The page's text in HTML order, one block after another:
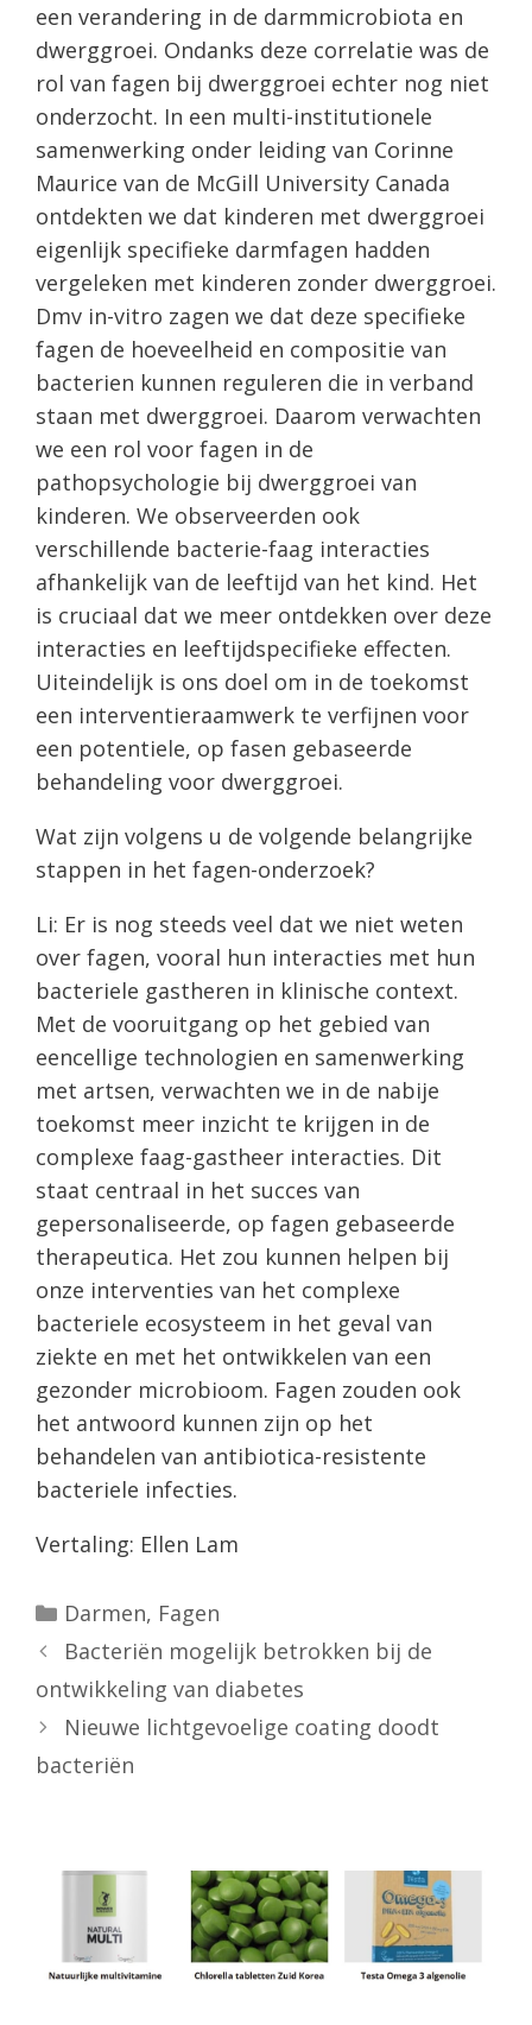
een verandering in de darmmicrobiota en
dwerggroei. Ondanks deze correlatie was de
rol van fagen bij dwerggroei echter nog niet
onderzocht. In een multi-institutionele
samenwerking onder leiding van Corinne
Maurice van de McGill University Canada
ontdekten we dat kinderen met dwerggroei
eigenlijk specifieke darmfagen hadden
vergeleken met kinderen zonder dwerggroei.
Dmv in-vitro zagen we dat deze specifieke
fagen de hoeveelheid en compositie van
bacterien kunnen reguleren die in verband
staan met dwerggroei. Daarom verwachten
we een rol voor fagen in de
pathopsychologie bij dwerggroei van
kinderen. We observeerden ook
verschillende bacterie-faag interacties
afhankelijk van de leeftijd van het kind. Het
is cruciaal dat we meer ontdekken over deze
interacties en leeftijdspecifieke effecten.
Uiteindelijk is ons doel om in de toekomst
een interventieraamwerk te verfijnen voor
een potentiele, op fasen gebaseerde
behandeling voor dwerggroei.
Wat zijn volgens u de volgende belangrijke
stappen in het fagen-onderzoek?
Li: Er is nog steeds veel dat we niet weten
over fagen, vooral hun interacties met hun
bacteriele gastheren in klinische context.
Met de vooruitgang op het gebied van
eencellige technologien en samenwerking
met artsen, verwachten we in de nabije
toekomst meer inzicht te krijgen in de
complexe faag-gastheer interacties. Dit
staat centraal in het succes van
gepersonaliseerde, op fagen gebaseerde
therapeutica. Het zou kunnen helpen bij
onze interventies van het complexe
bacteriele ecosysteem in het geval van
ziekte en met het ontwikkelen van een
gezonder microbioom. Fagen zouden ook
het antwoord kunnen zijn op het
behandelen van antibiotica-resistente
bacteriele infecties.
Vertaling: Ellen Lam
Categorieën
Darmen, Fagen
Bacteriën mogelijk betrokken bij de
ontwikkeling van diabetes
Nieuwe lichtgevoelige coating doodt
bacteriën